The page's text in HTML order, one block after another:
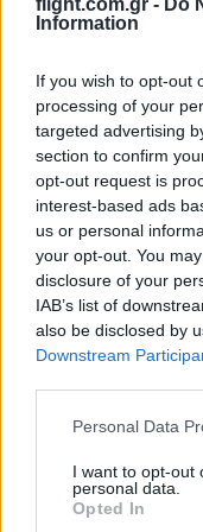
Information
If you wish to opt-out
processing of your
targeted advertising
section to confirm
opt-out request is
interest-based ads
us or personal
your opt-out. You
disclosure of your
IAB’s list of
also be disclosed by
Downstream
Please note that this
not limited to your
grant or deny
use your data for
Personal Data
I want to opt-out
personal data.
Opted In
ακατανόητο. Για όλα
Andreas
12 Δεκεμβρίου
Και να χάναμε το
βαράει αριστερά (και
4 Reply
peet14
Τι σχεση έχουν τα BMP
Θα δίναμε τα πρωτα και
Είναι σαν να δίναμε τις